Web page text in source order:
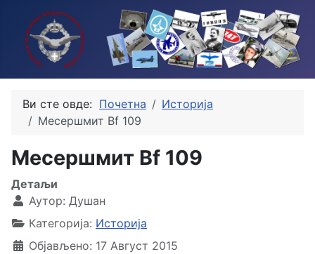
Ви сте овде: Почетна
Историја
Месершмит Bf 109
Месершмит Bf 109
Детаљи
Аутор: Душан
Категорија: Историја
Објављено: 17 Август 2015